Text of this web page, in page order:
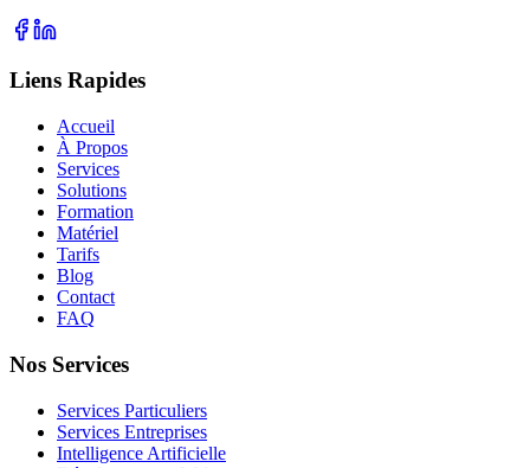
Liens Rapides
Accueil
À Propos
Services
Solutions
Formation
Matériel
Tarifs
Blog
Contact
FAQ
Nos Services
Services Particuliers
Services Entreprises
Intelligence Artificielle